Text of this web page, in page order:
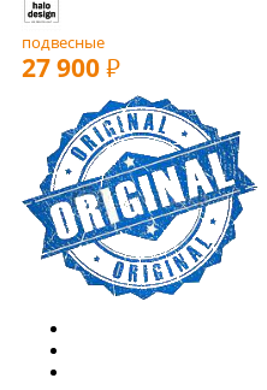
подвесные
27 900 РУБ